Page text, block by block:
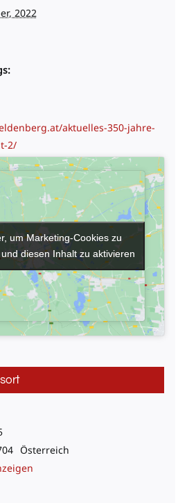
2022
aktuelles-350-jahre-
2/
Österreich
um Marketing-Cookies zu
diesen Inhalt zu aktivieren
um Marketing-Cookies zu
diesen Inhalt zu aktivieren